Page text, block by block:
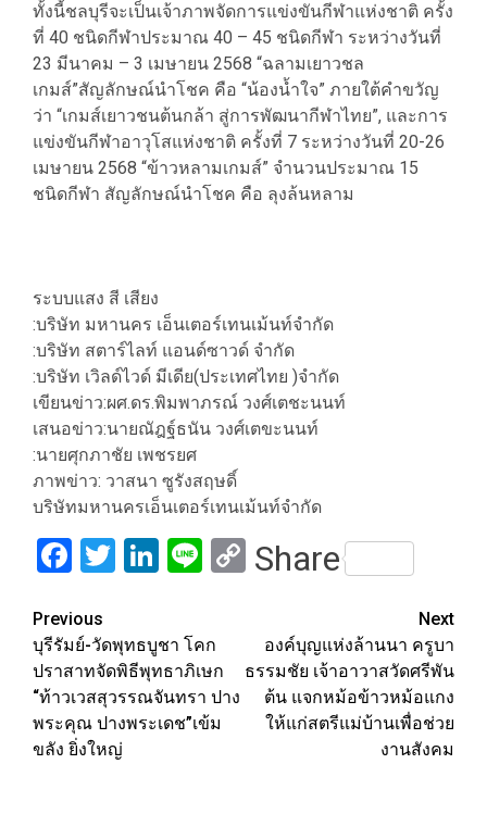
ทั้งนี้ชลบุรีจะเป็นเจ้าภาพจัดการแข่งขันกีฬาแห่งชาติ ครั้ง
ที่ 40 ชนิดกีฬาประมาณ 40 – 45 ชนิดกีฬา ระหว่างวันที่
23 มีนาคม – 3 เมษายน 2568 “ฉลามเยาวชล
เกมส์”สัญลักษณ์นำโชค คือ “น้องน้ำใจ” ภายใต้คำขวัญ
ว่า “เกมส์เยาวชนต้นกล้า สู่การพัฒนากีฬาไทย”, และการ
แข่งขันกีฬาอาวุโสแห่งชาติ ครั้งที่ 7 ระหว่างวันที่ 20-26
เมษายน 2568 “ข้าวหลามเกมส์” จำนวนประมาณ 15
ชนิดกีฬา สัญลักษณ์นำโชค คือ ลุงล้นหลาม
ระบบแสง สี เสียง
:บริษัท มหานคร เอ็นเตอร์เทนเม้นท์จำกัด
:บริษัท สตาร์ไลท์ แอนด์ซาวด์ จำกัด
:บริษัท เวิลด์ไวด์ มีเดีย(ประเทศไทย )จำกัด
เขียนข่าว:ผศ.ดร.พิมพาภรณ์ วงศ์เตชะนนท์
เสนอข่าว:นายณัฎฐ์ธนัน วงศ์เตขะนนท์
:นายศุกภาชัย เพชรยศ
ภาพข่าว: วาสนา ซูรังสฤษดิ์
บริษัทมหานครเอ็นเตอร์เทนเม้นท์จำกัด
Facebook
Twitter
LinkedIn
LineCopy
Share
Post
navigation
Previous
บุรีรัมย์-วัดพุทธบูชา โคก
ปราสาทจัดพิธีพุทธาภิเษก
“ท้าวเวสสุวรรณจันทรา ปาง
พระคุณ ปางพระเดช”เข้ม
ขลัง ยิ่งใหญ่
Next
องค์บุญแห่งล้านนา ครูบา
ธรรมชัย เจ้าอาวาสวัดศรีพัน
ต้น แจกหม้อข้าวหม้อแกง
ให้แก่สตรีแม่บ้านเพื่อช่วย
งานสังคม